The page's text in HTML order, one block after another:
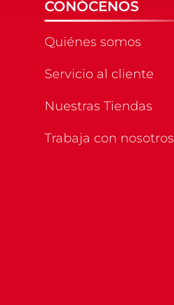
CONÓCENOS
Quiénes somos
Servicio al cliente
Nuestras Tiendas
Trabaja con nosotros